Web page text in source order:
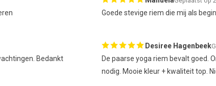
Goede stevige riem die mij als
Bedankt
Desiree Hagenbeek
De paarse yoga riem bevalt goed.
nodig. Mooie kleur + kwaliteit top.